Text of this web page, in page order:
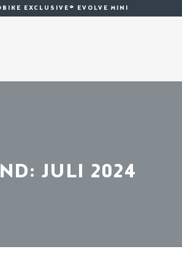
EXCLUSIVE® EVOLVE MINI
JULI 2024